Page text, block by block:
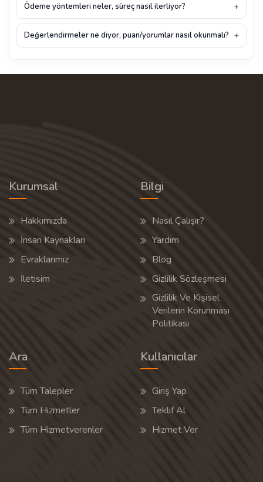
Ödeme yöntemleri neler, süreç nasıl ilerliyor?
Değerlendirmeler ne diyor, puan/yorumlar nasıl okunmalı?
Kurumsal
Hakkımızda
İnsan Kaynakları
Evraklarımız
İletisim
Bilgi
Nasıl Çalışır?
Yardım
Blog
Gizlilik Sözleşmesi
Gizlilik Ve Kişisel
Verilerin Korunması
Politikası
Ara
Tüm Talepler
Tüm Hizmetler
Tüm Hizmetverenler
Kullanıcılar
Giriş Yap
Teklif Al
Hizmet Ver